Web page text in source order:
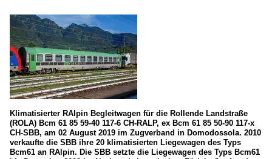
Klimatisierter RAlpin Begleitwagen für die Rollende Landstraße
(ROLA) Bcm 61 85 59-40 117-6 CH-RALP, ex Bcm 61 85 50-90 117-x
CH-SBB, am 02 August 2019 im Zugverband in Domodossola. 2010
verkaufte die SBB ihre 20 klimatisierten Liegewagen des Typs
Bcm61 an RAlpin. Die SBB setzte die Liegewagen des Typs Bcm61